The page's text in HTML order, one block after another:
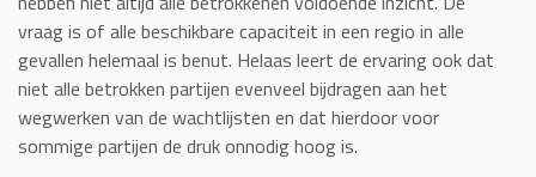
vraag is of alle beschikbare capaciteit in een regio in alle
gevallen helemaal is benut. Helaas leert de ervaring ook dat
niet alle betrokken partijen evenveel bijdragen aan het
wegwerken van de wachtlijsten en dat hierdoor voor
sommige partijen de druk onnodig hoog is.